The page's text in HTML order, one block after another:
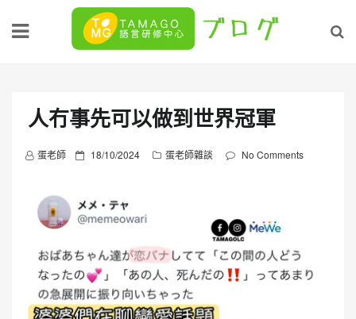
人冇事先可以做到世界冠軍
蛋老師
P
t
n
18/10/2024 蛋老師雜談 No Comments